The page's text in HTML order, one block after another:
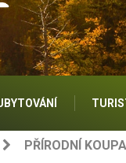
PŘÍRODNÍ